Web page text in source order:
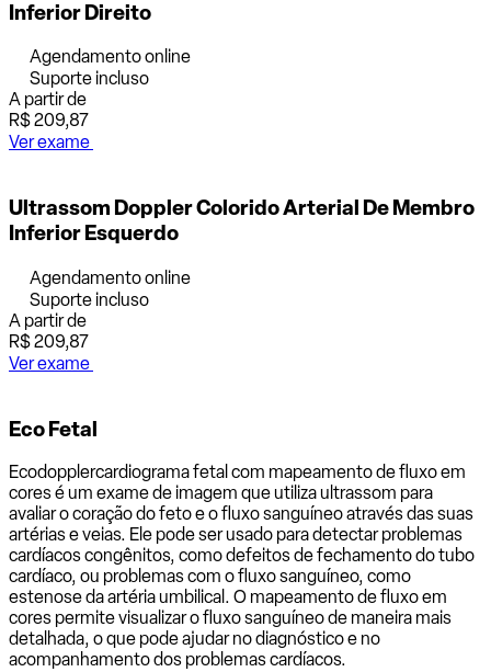
Inferior Direito
Agendamento online
Suporte incluso
A partir de
R$ 209,87
Ver exame
Ultrassom Doppler Colorido Arterial De Membro
Inferior Esquerdo
Agendamento online
Suporte incluso
A partir de
R$ 209,87
Ver exame
Eco Fetal
Ecodopplercardiograma fetal com mapeamento de fluxo em
cores é um exame de imagem que utiliza ultrassom para
avaliar o coração do feto e o fluxo sanguíneo através das suas
artérias e veias. Ele pode ser usado para detectar problemas
cardíacos congênitos, como defeitos de fechamento do tubo
cardíaco, ou problemas com o fluxo sanguíneo, como
estenose da artéria umbilical. O mapeamento de fluxo em
cores permite visualizar o fluxo sanguíneo de maneira mais
detalhada, o que pode ajudar no diagnóstico e no
acompanhamento dos problemas cardíacos.